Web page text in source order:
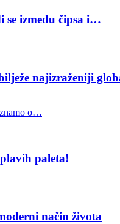
se između čipsa i…
najizraženiji
o…
paleta!
način života